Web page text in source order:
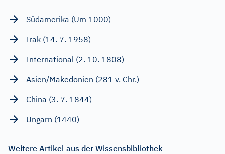
Südamerika (Um 1000)
Irak (14. 7. 1958)
International (2. 10. 1808)
Asien/Makedonien (281 v. Chr.)
China (3. 7. 1844)
Ungarn (1440)
Weitere Artikel aus der Wissensbibliothek